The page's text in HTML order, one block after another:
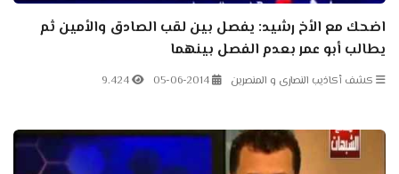
اضحك مع الأخ رشيد: يفصل بين لقب الصادق والأمين ثم
يطالب أبو عمر بعدم الفصل بينهما
كشف أكاذيب النصارى و المنصرين 05-06-2014
9.424